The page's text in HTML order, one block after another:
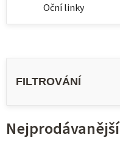
Oční linky
Nejprodávanější
V
s